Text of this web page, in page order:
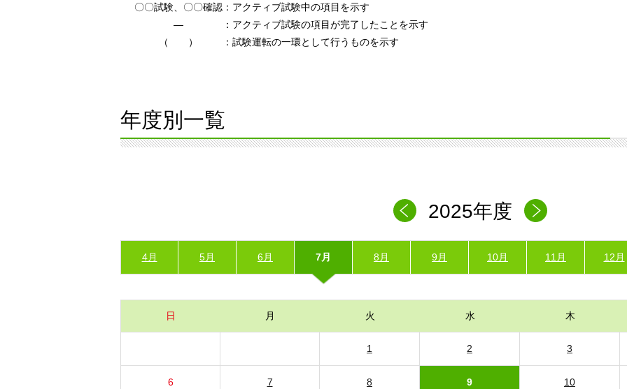
〇〇試験、〇〇確認 ：アクティブ試験中の項目を示す
―
：アクティブ試験の項目が完了したことを示す
（ ）
：試験運転の一環として行うものを示す
年度別一覧
2025年度
4月 5月 6月 7月 8月 9月 10月 11月 12月
日 月 火 水 木
1 2 3
6 7 8 9 10